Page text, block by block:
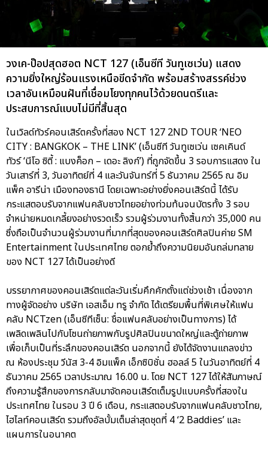
วงเค-ป๊อปสุดฮอต NCT 127 (เอ็นซีที วันทูเซเว่น) แสดง
ความยิ่งใหญ่ร้อนแรงเหนือขีดจำกัด พร้อมสร้างสรรค์ช่วง
เวลาอันเหมือนฝันที่เชื่อมโยงทุกคนไว้ด้วยดนตรีและ
ประสบการณ์แบบไม่มีที่สิ้นสุด
ในเวิลด์ทัวร์คอนเสิร์ตครั้งที่สอง NCT 127 2ND TOUR ‘NEO
CITY : BANGKOK – THE LINK’ (เอ็นซีที วันทูเซเว่น เซคเคินด์
ทัวร์ ‘นีโอ ซิตี้ : แบงค็อก – เดอะ ลิงก์’) ที่ถูกจัดขึ้น 3 รอบการแสดง ใน
วันเสาร์ที่ 3, วันอาทิตย์ที่ 4 และวันจันทร์ที่ 5 ธันวาคม 2565 ณ อิม
แพ็ค อารีน่า เมืองทองธานี โดยเฉพาะอย่างยิ่งคอนเสิร์ตนี้ ได้รับ
กระแสตอบรับจากแฟนคลับชาวไทยอย่างท่วมท้นจนบัตรทั้ง 3 รอบ
จำหน่ายหมดเกลี้ยงอย่างรวดเร็ว รวมผู้ร่วมงานทั้งสิ้นกว่า 35,000 คน
ซึ่งถือเป็นจำนวนผู้ร่วมงานที่มากที่สุดของคอนเสิร์ตศิลปินค่าย SM
Entertainment ในประเทศไทย ตอกย้ำถึงความนิยมอันถล่มทลาย
ของ NCT 127 ได้เป็นอย่างดี
บรรยากาศของคอนเสิร์ตแต่ละวันเริ่มคึกคักตั้งแต่ช่วงเช้า เนื่องจาก
ทางผู้จัดอย่าง บริษัท เอสเอ็ม ทรู จำกัด ได้เตรียมพื้นที่พิเศษให้แฟน
คลับ NCTzen (เอ็นซีทีเซ็น: ชื่อแฟนคลับอย่างเป็นทางการ) ได้
เพลิดเพลินไปกับโซนถ่ายภาพกับรูปศิลปินขนาดใหญ่และตู้ถ่ายภาพ
เพื่อเก็บเป็นที่ระลึกของคอนเสิร์ต นอกจากนี้ ยังได้จัดงานแถลงข่าว
ณ ห้องประชุม วีนัส 3-4 อิมแพ็ค เอ็กซิบิชั่น ฮอลล์ 5 ในวันอาทิตย์ที่ 4
ธันวาคม 2565 เวลาประมาณ 16.00 น. โดย NCT 127 ได้ให้สัมภาษณ์
ถึงความรู้สึกของการกลับมาจัดคอนเสิร์ตเต็มรูปแบบครั้งที่สองใน
ประเทศไทย ในรอบ 3 ปี 6 เดือน, กระแสตอบรับจากแฟนคลับชาวไทย,
ไฮไลท์คอนเสิร์ต รวมถึงอัลบั้มเต็มล่าสุดชุดที่ 4 ‘2 Baddies’ และ
แผนการในอนาคต